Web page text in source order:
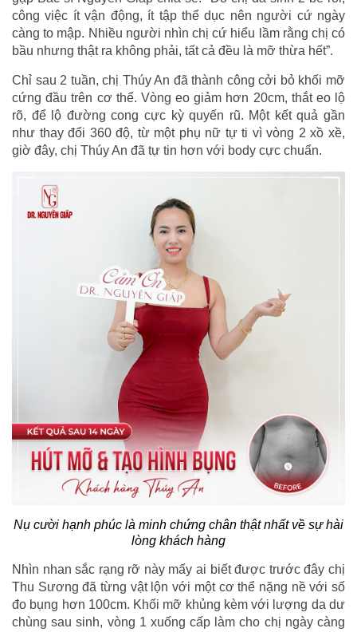
công việc ít vận động, ít tập thể dục nên người cứ ngày
càng to mập. Nhiều người nhìn chị cứ hiểu lầm rằng chị có
bầu nhưng thật ra không phải, tất cả đều là mỡ thừa hết”.
Chỉ sau 2 tuần, chị Thúy An đã thành công cởi bỏ khối mỡ
cứng đầu trên cơ thể. Vòng eo giảm hơn 20cm, thắt eo lộ
rõ, để lộ đường cong cực kỳ quyến rũ. Một kết quả gần
như thay đổi 360 độ, từ một phụ nữ tự ti vì vòng 2 xồ xề,
giờ đây, chị Thúy An đã tự tin hơn với body cực chuẩn.
Nụ cười hạnh phúc là minh chứng chân thật nhất về sự hài
lòng khách hàng
Nhìn nhan sắc rạng rỡ này mấy ai biết được trước đây chị
Thu Sương đã từng vật lộn với một cơ thể nặng nề với số
đo bụng hơn 100cm. Khối mỡ khủng kèm với lượng da dư
chùng sau sinh, vòng 1 xuống cấp làm cho chị ngày càng